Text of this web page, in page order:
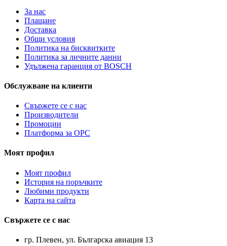
За нас
Плащане
Доставка
Общи условия
Политика на бисквитките
Политика за личните данни
Удължена гаранция от BOSCH
Обслужване на клиенти
Свържете се с нас
Производители
Промоции
Платформа за ОРС
Моят профил
Моят профил
История на поръчките
Любими продукти
Карта на сайта
Свържете се с нас
гр. Плевен, ул. Българска авиация 13